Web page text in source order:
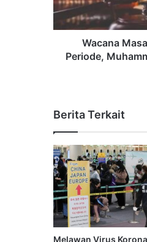
Wacana
Periode,
Berita Terkait
Melawan Virus